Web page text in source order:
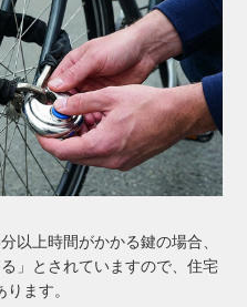
以上時間がかかる鍵の場合、
」とされていますので、住宅
ます。